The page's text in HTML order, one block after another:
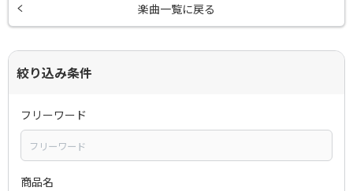
楽曲一覧に戻る
絞り込み条件
フリーワード
商品名